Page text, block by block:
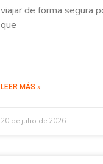
viajar de forma segura
que
LEER MÁS »
20 de julio de 2026